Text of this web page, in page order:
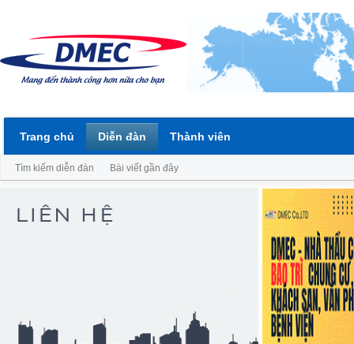
Trang chủ Diễn đàn
Tìm kiếm diễn đàn Bài viết gần đây
Thành viên